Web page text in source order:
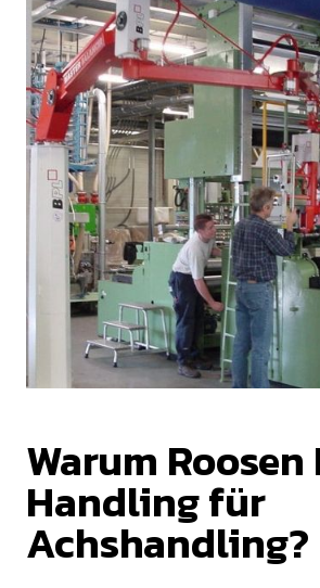
Warum Roosen
Handling für
Achshandling?